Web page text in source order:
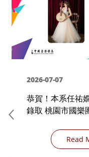
2026-07-07
恭賀！本系任祐
Read